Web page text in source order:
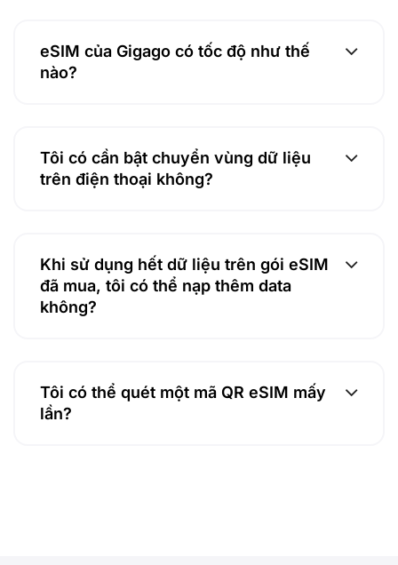
eSIM của Gigago có tốc độ như thế
nào?
Tôi có cần bật chuyển vùng dữ liệu
trên điện thoại không?
Khi sử dụng hết dữ liệu trên gói eSIM
đã mua, tôi có thể nạp thêm data
không?
Tôi có thể quét một mã QR eSIM mấy
lần?